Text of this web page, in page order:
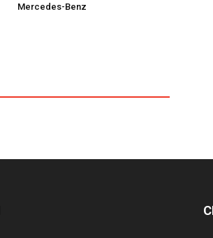
Mercedes-Benz